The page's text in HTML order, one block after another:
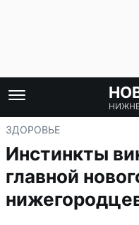
ЗДОРОВЬЕ
Инстинкты
главной